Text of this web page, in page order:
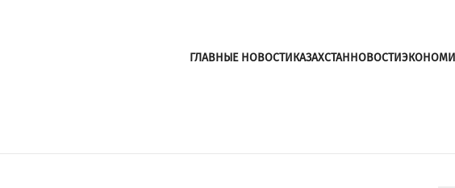
ГЛАВНЫЕ НОВОСТИКАЗАХСТАННОВОСТИ